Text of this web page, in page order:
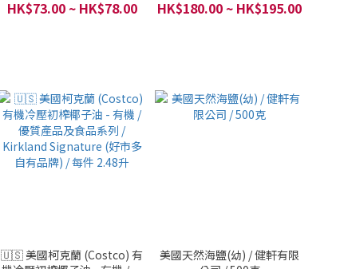
HK$73.00 ~ HK$78.00 HK$180.00 ~ HK$195.00
🇺🇸 美國柯克蘭 (Costco) 有
美國天然海鹽(幼) / 健軒有限